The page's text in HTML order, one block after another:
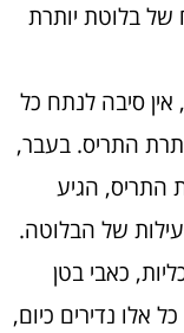
בלוטת יותרת
סיבה לנתח כל
התריס. בעבר,
התריס, הגיע
של הבלוטה.
כאבי בטן
אלו נדירים כיום,